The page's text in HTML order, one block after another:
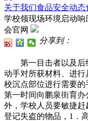
关于我们食品安全动态
学校领现场环境启动响
会官网
分享到：
第一目击者以及后续
动手对所获材料、进
校沉点部位进行需要
第一时间向鹏泉街育
外，学校人员要敏捷赶
登记失盗的物品，1．